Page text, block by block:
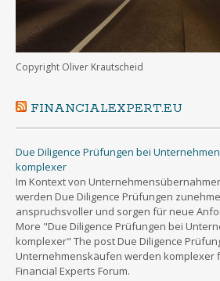
Copyright Oliver Krautscheid
FINANCIALEXPERT.EU
Due Diligence Prüfungen bei
komplexer
Im Kontext von
werden Due Diligence Prüfungen
anspruchsvoller und sorgen für neue
More "Due Diligence Prüfungen bei
komplexer" The post Due Diligence
Unternehmenskäufen werden komplexer
Financial Experts Forum.